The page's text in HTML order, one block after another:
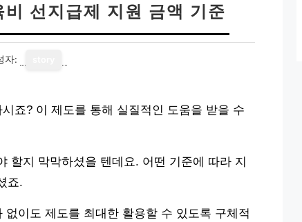
선지급제 지원 금액 기준
자:
죠? 이 제도를 통해 실질적인 도움을 받을 수
할지 막막하셨을 텐데요. 어떤 기준에 따라 지
죠.
이도 제도를 최대한 활용할 수 있도록 구체적